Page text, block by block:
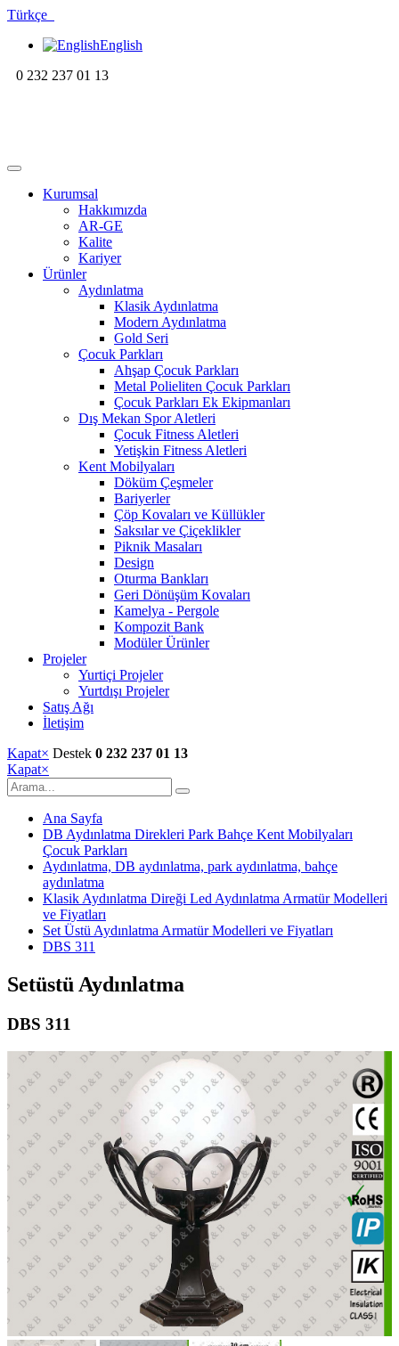
Türkçe
English
0 232 237 01 13
Kurumsal
Hakkımızda
AR-GE
Kalite
Kariyer
Ürünler
Aydınlatma
Klasik Aydınlatma
Modern Aydınlatma
Gold Seri
Çocuk Parkları
Ahşap Çocuk Parkları
Metal Polieliten Çocuk Parkları
Çocuk Parkları Ek Ekipmanları
Dış Mekan Spor Aletleri
Çocuk Fitness Aletleri
Yetişkin Fitness Aletleri
Kent Mobilyaları
Döküm Çeşmeler
Bariyerler
Çöp Kovaları ve Küllükler
Saksılar ve Çiçeklikler
Piknik Masaları
Design
Oturma Bankları
Geri Dönüşüm Kovaları
Kamelya - Pergole
Kompozit Bank
Modüler Ürünler
Projeler
Yurtiçi Projeler
Yurtdışı Projeler
Satış Ağı
İletişim
Kapat× Destek 0 232 237 01 13
Kapat×
Ana Sayfa
DB Aydınlatma Direkleri Park Bahçe Kent Mobilyaları
Çocuk Parkları
Aydınlatma, DB aydınlatma, park aydınlatma, bahçe
aydınlatma
Klasik Aydınlatma Direği Led Aydınlatma Armatür Modelleri
ve Fiyatları
Set Üstü Aydınlatma Armatür Modelleri ve Fiyatları
DBS 311
Setüstü Aydınlatma
DBS 311